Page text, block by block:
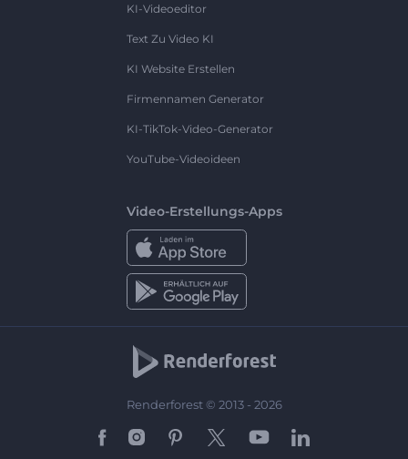
KI-Videoeditor
Text Zu Video KI
KI Website Erstellen
Firmennamen Generator
KI-TikTok-Video-Generator
YouTube-Videoideen
Video-Erstellungs-Apps
Renderforest © 2013 - 2026